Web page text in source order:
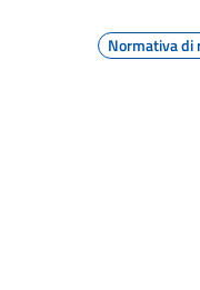
Normativa